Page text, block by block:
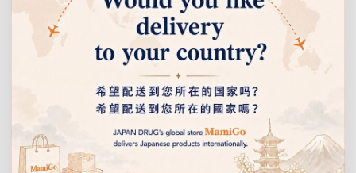
비 칼로리 35% 컷, 1알 2.6g에 7kcal를 실현했습니다.
02｜저GI 감미료 사용·혈당치 상승 완만
마비 감미료의 GI 값은 약 26.2. 설탕(GI 65)과 비교해 혈당
치에 미치는 영향이 완만하여 건강 관리 중인 분도 안심할
수 있는 단맛입니다.
03｜4종 과일 맛 어소트
고객센터
선물, 할인 이벤트 등을 누구보다 먼저 알려드립니다.